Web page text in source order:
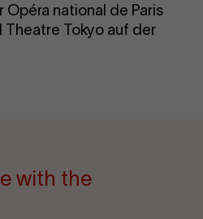
Opéra national de Paris
Theatre Tokyo auf der
with the